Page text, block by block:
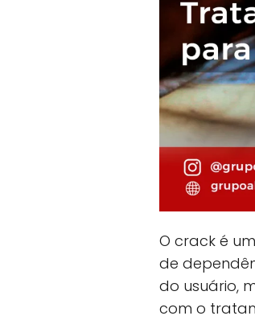
O crack é
de
do usuário,
com o